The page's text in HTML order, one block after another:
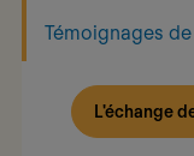
Témoignages
L'échange